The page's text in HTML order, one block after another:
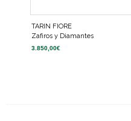
TARIN FIORE
Zafiros y Diamantes
3.850,00€